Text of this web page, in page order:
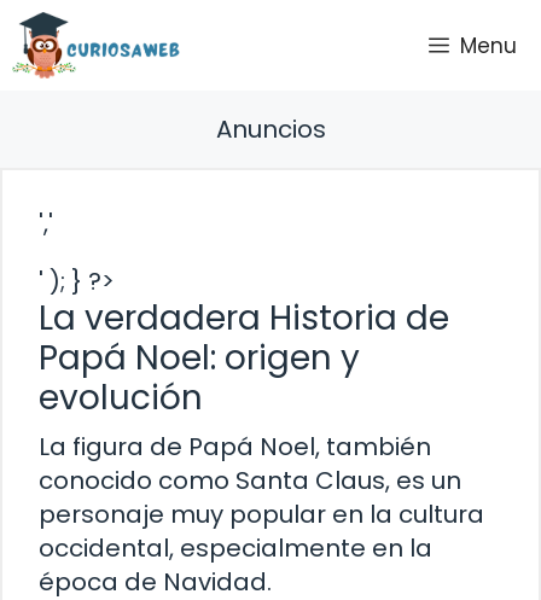
Saltar
contenido
Menu
Anuncios
','
' ); } ?>
La verdadera Historia de
Papá Noel: origen y
evolución
La figura de Papá Noel, también
conocido como Santa Claus, es un
personaje muy popular en la cultura
occidental, especialmente en la
época de Navidad.